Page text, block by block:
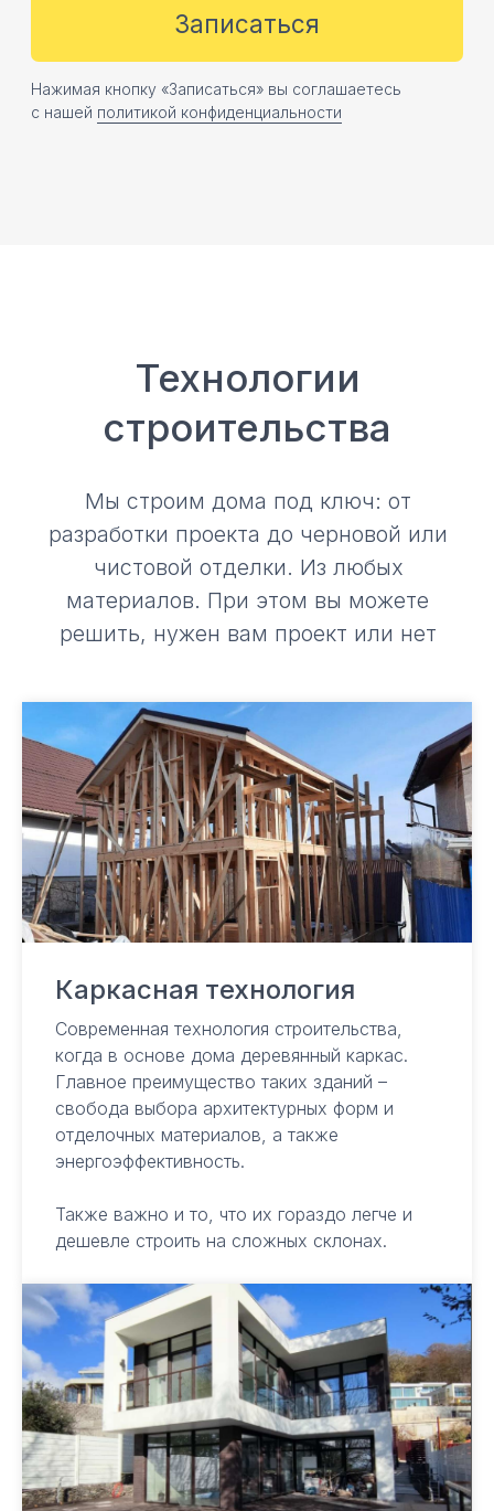
Каркасная технология
Современная технология строительства,
когда в основе дома деревянный каркас.
Главное преимущество таких зданий –
свобода выбора архитектурных форм и
отделочных материалов, а также
энергоэффективность.
Также важно и то, что их гораздо легче и
дешевле строить на сложных склонах.